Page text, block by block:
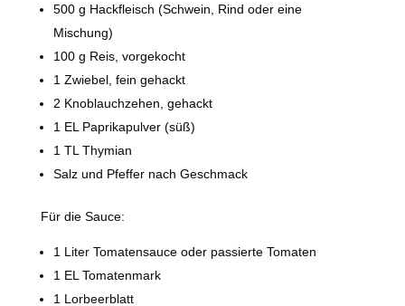
500 g Hackfleisch (Schwein, Rind oder eine
Mischung)
100 g Reis, vorgekocht
1 Zwiebel, fein gehackt
2 Knoblauchzehen, gehackt
1 EL Paprikapulver (süß)
1 TL Thymian
Salz und Pfeffer nach Geschmack
Für die Sauce:
1 Liter Tomatensauce oder passierte Tomaten
1 EL Tomatenmark
1 Lorbeerblatt